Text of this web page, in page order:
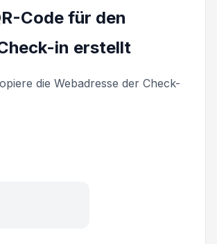
Code für den
in erstellt
die Webadresse der Check-